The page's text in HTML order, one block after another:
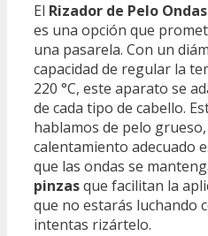
El Rizador de Pelo
es una opción que
una pasarela. Con un
capacidad de regular la
220 °C, este aparato se
de cada tipo de cabello.
hablamos de pelo
calentamiento adecuado
que las ondas se
pinzasque facilitan la
que no estarás luchando
intentas rizártelo.